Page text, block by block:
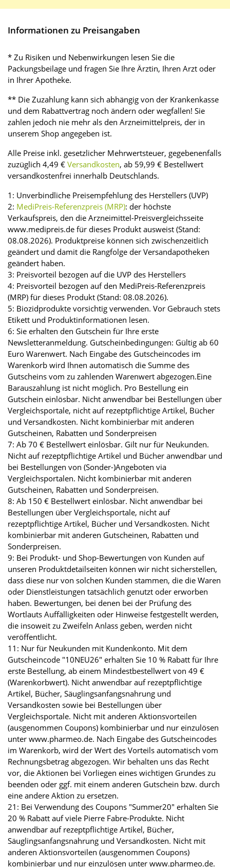
Informationen zu Preisangaben
* Zu Risiken und Nebenwirkungen lesen Sie die
Packungsbeilage und fragen Sie Ihre Ärztin, Ihren Arzt oder
in Ihrer Apotheke.
** Die Zuzahlung kann sich abhängig von der Krankenkasse
und dem Rabattvertrag noch ändern oder wegfallen! Sie
zahlen jedoch nie mehr als den Arzneimittelpreis, der in
unserem Shop angegeben ist.
Alle Preise inkl. gesetzlicher Mehrwertsteuer, gegebenenfalls
zuzüglich 4,49 € Versandkosten, ab 59,99 € Bestellwert
versandkostenfrei innerhalb Deutschlands.
1: Unverbindliche Preisempfehlung des Herstellers (UVP)
2: MediPreis-Referenzpreis (MRP): der höchste
Verkaufspreis, den die Arzneimittel-Preisvergleichsseite
www.medipreis.de für dieses Produkt ausweist (Stand:
08.08.2026). Produktpreise können sich zwischenzeitlich
geändert und damit die Rangfolge der Versandapotheken
geändert haben.
3: Preisvorteil bezogen auf die UVP des Herstellers
4: Preisvorteil bezogen auf den MediPreis-Referenzpreis
(MRP) für dieses Produkt (Stand: 08.08.2026).
5: Biozidprodukte vorsichtig verwenden. Vor Gebrauch stets
Etikett und Produktinformationen lesen.
6: Sie erhalten den Gutschein für Ihre erste
Newsletteranmeldung. Gutscheinbedingungen: Gültig ab 60
Euro Warenwert. Nach Eingabe des Gutscheincodes im
Warenkorb wird Ihnen automatisch die Summe des
Gutscheins vom zu zahlenden Warenwert abgezogen.Eine
Barauszahlung ist nicht möglich. Pro Bestellung ein
Gutschein einlösbar. Nicht anwendbar bei Bestellungen über
Vergleichsportale, nicht auf rezeptpflichtige Artikel, Bücher
und Versandkosten. Nicht kombinierbar mit anderen
Gutscheinen, Rabatten und Sonderpreisen
7: Ab 70 € Bestellwert einlösbar. Gilt nur für Neukunden.
Nicht auf rezeptpflichtige Artikel und Bücher anwendbar und
bei Bestellungen von (Sonder-)Angeboten via
Vergleichsportalen. Nicht kombinierbar mit anderen
Gutscheinen, Rabatten und Sonderpreisen.
8: Ab 150 € Bestellwert einlösbar. Nicht anwendbar bei
Bestellungen über Vergleichsportale, nicht auf
rezeptpflichtige Artikel, Bücher und Versandkosten. Nicht
kombinierbar mit anderen Gutscheinen, Rabatten und
Sonderpreisen.
9: Bei Produkt- und Shop-Bewertungen von Kunden auf
unseren Produktdetailseiten können wir nicht sicherstellen,
dass diese nur von solchen Kunden stammen, die die Waren
oder Dienstleistungen tatsächlich genutzt oder erworben
haben. Bewertungen, bei denen bei der Prüfung des
Wortlauts Auffälligkeiten oder Hinweise festgestellt werden,
die insoweit zu Zweifeln Anlass geben, werden nicht
veröffentlicht.
11: Nur für Neukunden mit Kundenkonto. Mit dem
Gutscheincode "10NEU26" erhalten Sie 10 % Rabatt für Ihre
erste Bestellung, ab einem Mindestbestellwert von 49 €
(Warenkorbwert). Nicht anwendbar auf rezeptpflichtige
Artikel, Bücher, Säuglingsanfangsnahrung und
Versandkosten sowie bei Bestellungen über
Vergleichsportale. Nicht mit anderen Aktionsvorteilen
(ausgenommen Coupons) kombinierbar und nur einzulösen
unter www.pharmeo.de. Nach Eingabe des Gutscheincodes
im Warenkorb, wird der Wert des Vorteils automatisch vom
Rechnungsbetrag abgezogen. Wir behalten uns das Recht
vor, die Aktionen bei Vorliegen eines wichtigen Grundes zu
beenden oder ggf. mit einem anderen Gutschein bzw. durch
eine andere Aktion zu ersetzen.
21: Bei Verwendung des Coupons "Summer20" erhalten Sie
20 % Rabatt auf viele Pierre Fabre-Produkte. Nicht
anwendbar auf rezeptpflichtige Artikel, Bücher,
Säuglingsanfangsnahrung und Versandkosten. Nicht mit
anderen Aktionsvorteilen (ausgenommen Coupons)
kombinierbar und nur einzulösen unter www.pharmeo.de.